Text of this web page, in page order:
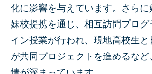
化に影響を与えています。さら
妹校提携を通じ、相互訪問プログ
イン授業が行われ、現地高校生と
が共同プロジェクトを進めるなど